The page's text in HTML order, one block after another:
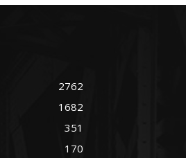
2762
1682
351
170